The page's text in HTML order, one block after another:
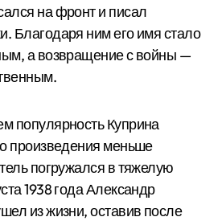
на фронт и писал
Благодаря ним его имя стало
а возвращение с войны —
популярность Куприна
произведения меньше
погружался в тяжелую
1938 года Александр
из жизни, оставив после